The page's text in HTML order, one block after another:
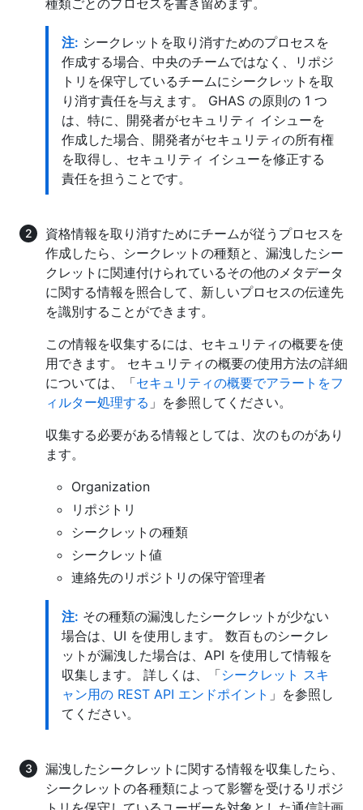
注: シークレットを取り消すためのプロセスを
作成する場合、中央のチームではなく、リポジ
トリを保守しているチームにシークレットを取
り消す責任を与えます。 GHAS の原則の 1 つ
は、特に、開発者がセキュリティ イシューを
作成した場合、開発者がセキュリティの所有権
を取得し、セキュリティ イシューを修正する
責任を担うことです。
資格情報を取り消すためにチームが従うプロセスを
作成したら、シークレットの種類と、漏洩したシー
クレットに関連付けられているその他のメタデータ
に関する情報を照合して、新しいプロセスの伝達先
を識別することができます。
この情報を収集するには、セキュリティの概要を使
用できます。 セキュリティの概要の使用方法の詳細
については、「セキュリティの概要でアラートをフ
ィルター処理する 」を参照してください。
収集する必要がある情報としては、次のものがあり
ます。
Organization
リポジトリ
シークレットの種類
シークレット値
連絡先のリポジトリの保守管理者
注: その種類の漏洩したシークレットが少ない
場合は、UI を使用します。 数百ものシークレ
ットが漏洩した場合は、API を使用して情報を
収集します。 詳しくは、「シークレット スキ
ャン用の REST API エンドポイント 」を参照し
てください。
漏洩したシークレットに関する情報を収集したら、
シークレットの各種類によって影響を受けるリポジ